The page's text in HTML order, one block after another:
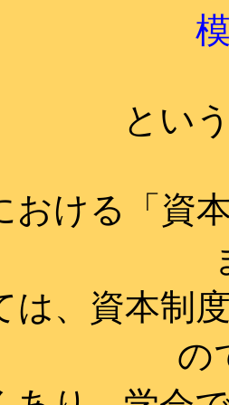
とい
おける「資
は、資本制
の